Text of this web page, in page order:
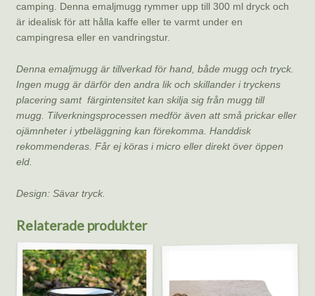
camping. Denna emaljmugg rymmer upp till 300 ml dryck och
är idealisk för att hålla kaffe eller te varmt under en
campingresa eller en vandringstur.
Denna emaljmugg är tillverkad för hand, både mugg och tryck.
Ingen mugg är därför den andra lik och skillander i tryckens
placering samt färgintensitet kan skilja sig från mugg till
mugg. Tilverkningsprocessen medför även att små prickar eller
ojämnheter i ytbeläggning kan förekomma. Handdisk
rekommenderas. Får ej köras i micro eller direkt över öppen
eld.
Design: Sävar tryck.
Relaterade produkter